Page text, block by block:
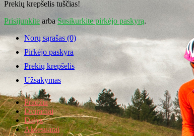
Prekių krepšelis tuščias!
Prisijunkite arbaSusikurkite pirkėjo paskyrą.
Norų sąrašas (0)
Pirkėjo paskyra
Prekių krepšelis
Užsakymas
Pradžia
Dviračiai
Dalys
Aksesuarai